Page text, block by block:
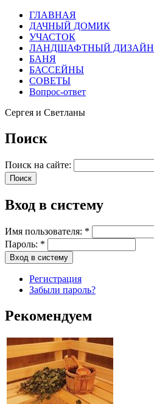
ГЛАВНАЯ
ДАЧНЫЙ ДОМИК
УЧАСТОК
ЛАНДШАФТНЫЙ ДИЗАЙН
БАНЯ
БАССЕЙНЫ
СОВЕТЫ
Вопрос-ответ
Сергея и Светланы
Поиск
Поиск на сайте:
Вход в систему
Имя пользователя: *
Пароль: *
Регистрация
Забыли пароль?
Рекомендуем